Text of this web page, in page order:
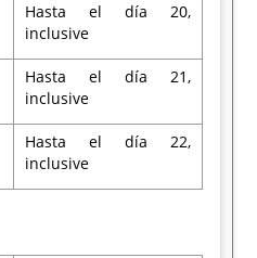
Hasta el día 20,
inclusive
Hasta el día 21,
inclusive
Hasta el día 22,
inclusive